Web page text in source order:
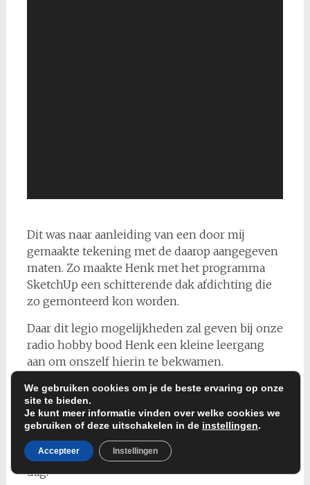
Dit was naar aanleiding van een door mij
gemaakte tekening met de daarop aangegeven
maten. Zo maakte Henk met het programma
SketchUp een schitterende dak afdichting die
zo gemonteerd kon worden.
Daar dit legio mogelijkheden zal geven bij onze
radio hobby bood Henk een kleine leergang
aan om onszelf hierin te bekwamen.
Met als gevolg dat een 6tal liefhebbers zich
daarvoor meldden en we binnenkort daarop
terug kunnen komen om een datum en tijd te
plannen. Dat zal dus niet op de maandagavond
gedaan worden maar in overleg op een andere
dag.
We gebruiken cookies om je de beste ervaring op onze
site te bieden.
Je kunt meer informatie vinden over welke cookies we
gebruiken of deze uitschakelen in de instellingen.
Accepteer Instellingen